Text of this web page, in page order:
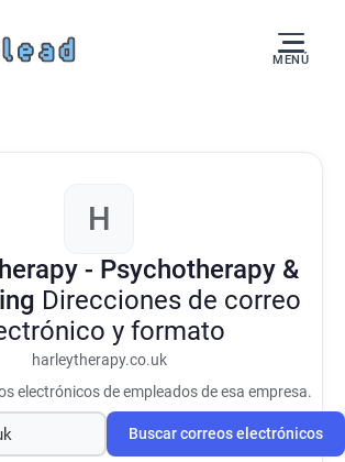
MENÚ
H
- Psychotherapy &
Direcciones de correo
y formato
harleytherapy.co.uk
electrónicos de empleados de esa empresa.
Buscar correos electrónicos